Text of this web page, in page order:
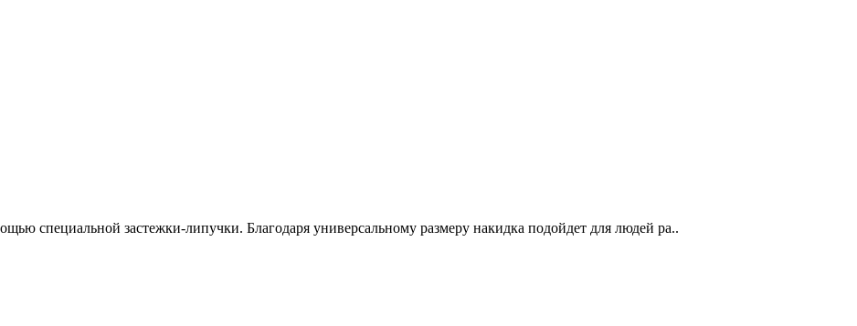
специальной застежки-липучки. Благодаря универсальному размеру накидка подойдет для людей ра..